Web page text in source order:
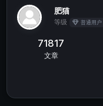
肥猫
等级 普通用户
71817
文章